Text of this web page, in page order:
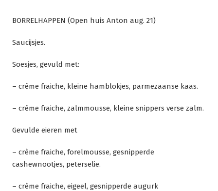
naar
inhoud
BORRELHAPPEN (Open huis Anton aug. 21)
Saucijsjes.
Soesjes, gevuld met:
– crème fraiche, kleine hamblokjes, parmezaanse kaas.
– crème fraiche, zalmmousse, kleine snippers verse zalm.
Gevulde eieren met
– crème fraiche, forelmousse, gesnipperde
cashewnootjes, peterselie.
– crème fraiche, eigeel, gesnipperde augurk